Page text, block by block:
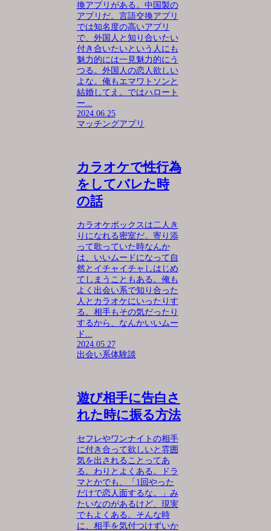
換アプリがある。中国製の
アプリだ。言語交換アプリ
では知名度の高いアプリ
で、外国人と知り合いたい
付き合いたいという人にも
魅力的には一見魅力的にう
つる。外国人の恋人欲しい
よな。俺もエマワトソンと
結婚してえ。ではハロート
ー...
2024.06.25
マッチングアプリ
カラオケで性行為
をしてバレた時
の話
カラオケボックスは二人き
りになれる密室だ。寄り添
って歌っていた時なんか
は、いいムードになって自
然とイチャイチャしはじめ
てしまうこともある。俺も
よく出会い系で知り合った
人とカラオケにいったりす
る。相手もその気だったり
するから、なんかいいムー
ド...
2024.05.27
出会い系体験談
遊び相手に告白さ
れた時に振る方法
セフレやワンナイトの相手
に付き合って欲しいと雰囲
気を出されることってあ
る。わりとよくある。ドラ
マとかでも、「1回やった
だけで恋人面するな。」み
たいなのがあるけど、現実
でもよくある。そんな時
に、相手を気付つけずいか